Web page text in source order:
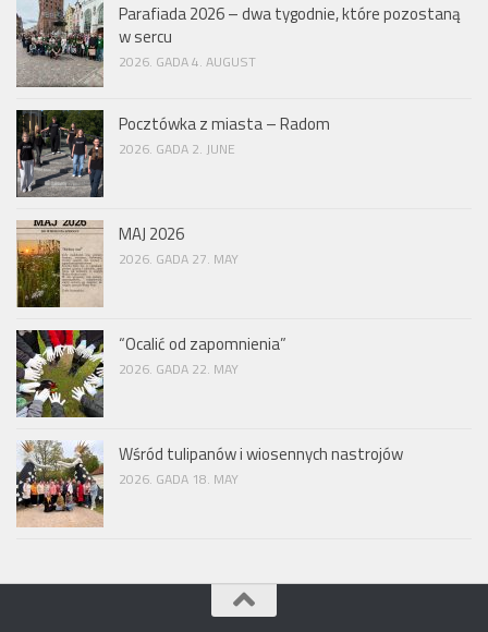
Parafiada 2026 – dwa tygodnie, które pozostaną
w sercu
2026. GADA 4. AUGUST
Pocztówka z miasta – Radom
2026. GADA 2. JUNE
MAJ 2026
2026. GADA 27. MAY
“Ocalić od zapomnienia”
2026. GADA 22. MAY
Wśród tulipanów i wiosennych nastrojów
2026. GADA 18. MAY